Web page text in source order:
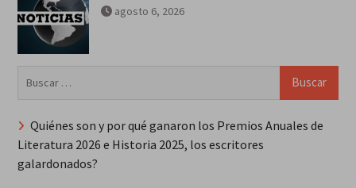
agosto 6, 2026
Quiénes son y por qué ganaron los Premios Anuales de
Literatura 2026 e Historia 2025, los escritores
galardonados?